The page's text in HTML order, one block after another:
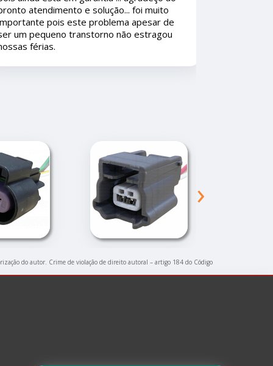
iam amar.
›
do autor. Crime de violação de direito autoral – artigo 184 do Código